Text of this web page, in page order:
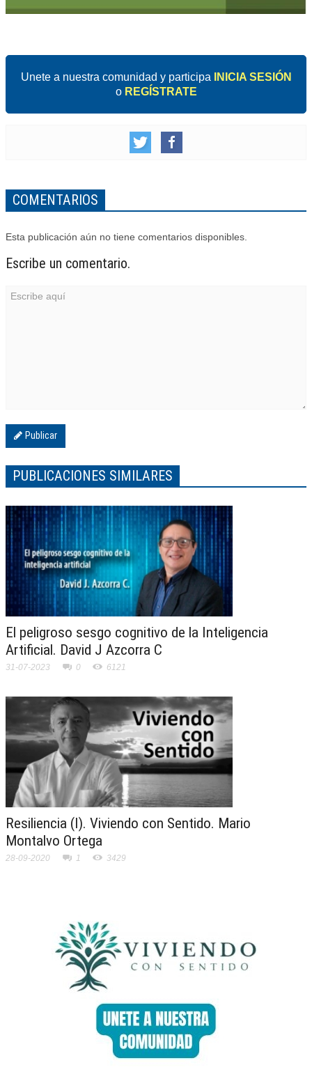
Unete a nuestra comunidad y participa
INICIA SESIÓN
o REGÍSTRATE
COMENTARIOS
Esta publicación aún no tiene comentarios disponibles.
Escribe un comentario.
Publicar
PUBLICACIONES SIMILARES
El peligroso sesgo cognitivo de la Inteligencia
Artificial. David J Azcorra C
31-07-2023 0 6121
Resiliencia (I). Viviendo con Sentido. Mario
Montalvo Ortega
28-09-2020 1 3429